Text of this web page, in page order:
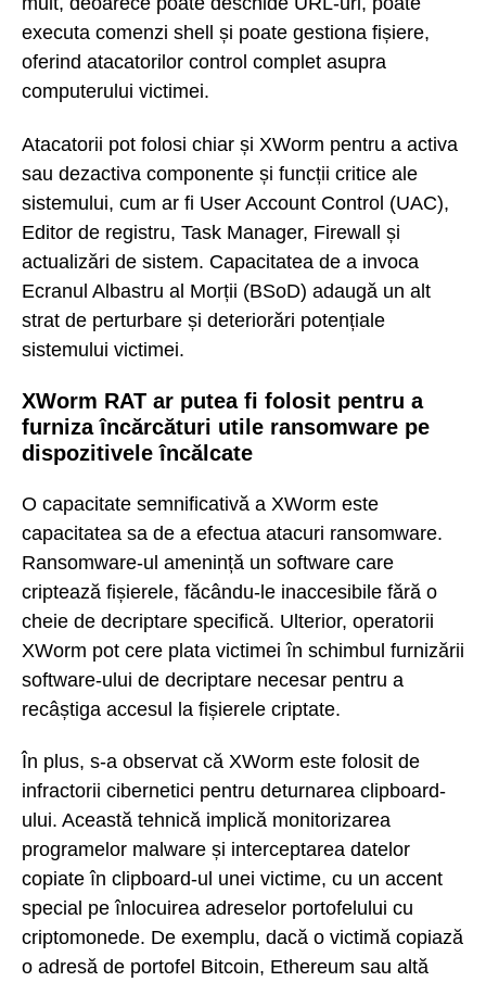
executa comenzi shell și poate gestiona fișiere,
oferind atacatorilor control complet asupra
computerului victimei.
Atacatorii pot folosi chiar și XWorm pentru a activa
sau dezactiva componente și funcții critice ale
sistemului, cum ar fi User Account Control (UAC),
Editor de registru, Task Manager, Firewall și
actualizări de sistem. Capacitatea de a invoca
Ecranul Albastru al Morții (BSoD) adaugă un alt
strat de perturbare și deteriorări potențiale
sistemului victimei.
XWorm RAT ar putea fi folosit pentru a
furniza încărcături utile ransomware pe
dispozitivele încălcate
O capacitate semnificativă a XWorm este
capacitatea sa de a efectua atacuri ransomware.
Ransomware-ul amenință un software care
criptează fișierele, făcându-le inaccesibile fără o
cheie de decriptare specifică. Ulterior, operatorii
XWorm pot cere plata victimei în schimbul furnizării
software-ului de decriptare necesar pentru a
recâștiga accesul la fișierele criptate.
În plus, s-a observat că XWorm este folosit de
infractorii cibernetici pentru deturnarea clipboard-
ului. Această tehnică implică monitorizarea
programelor malware și interceptarea datelor
copiate în clipboard-ul unei victime, cu un accent
special pe înlocuirea adreselor portofelului cu
criptomonede. De exemplu, dacă o victimă copiază
o adresă de portofel Bitcoin, Ethereum sau altă